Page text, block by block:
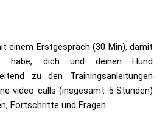
einem Erstgespräch (30 Min), damit
habe, dich und deinen Hund
zu den Trainingsanleitungen
video calls (insgesamt 5 Stunden)
Fortschritte und Fragen.